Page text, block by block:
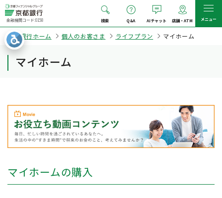
金融機関コード:0158 検索 Q&A AIチャット 店舗・ATM メニュー
京都銀行ホーム 個人のお客さま ライフプラン マイホーム
マイホーム
マイホームの購入